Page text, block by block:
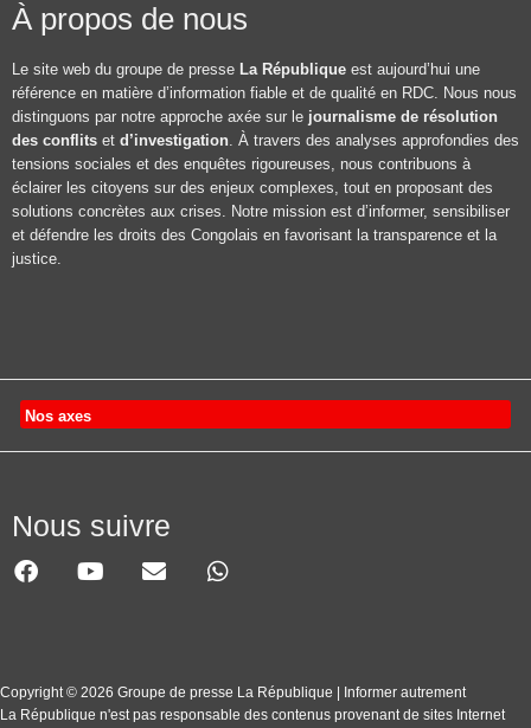
À propos de nous
Le site web du groupe de presse La République est aujourd’hui une
référence en matière d’information fiable et de qualité en RDC. Nous nous
distinguons par notre approche axée sur le journalisme de résolution
des conflits et d’investigation. À travers des analyses approfondies des
tensions sociales et des enquêtes rigoureuses, nous contribuons à
éclairer les citoyens sur des enjeux complexes, tout en proposant des
solutions concrètes aux crises. Notre mission est d’informer, sensibiliser
et défendre les droits des Congolais en favorisant la transparence et la
justice.
Nos axes
Nous suivre
Copyright © 2026 Groupe de presse La République | Informer autrement
La République n'est pas responsable des contenus provenant de sites Internet